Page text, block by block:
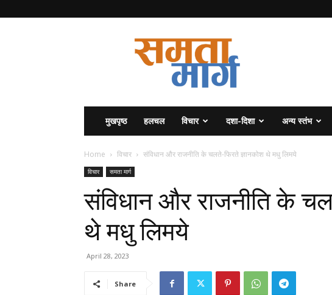
मुखपृष्ठ हलचल विचार दशा-दिशा अन्य स्तंभ
Home विचार संविधान और राजनीति के चलते-फिरते ज्ञानकोश थे मधु लिमये
विचार समता मार्ग
संविधान और राजनीति के
थे मधु लिमये
April 28, 2023
Share